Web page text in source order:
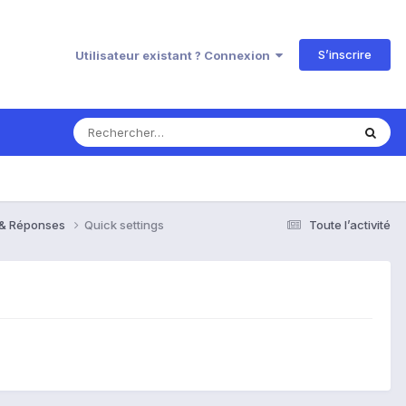
Utilisateur existant ? Connexion S’inscrire
Toute l’activité
Réponses Quick settings